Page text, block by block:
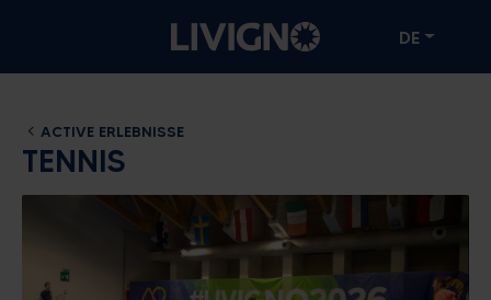
DE
ACTIVE ERLEBNISSE
TENNIS